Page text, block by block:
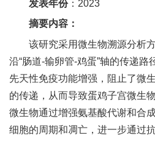
台
果
转
发表年份：2023
摘要内容：
该研究采用微生物溯源分析
沿“肠道-输卵管-鸡蛋”轴的传递路
先天性免疫功能增强，阻止了微
的传递，从而导致蛋鸡子宫微生
微生物通过增强氨基酸代谢和合
细胞的周期和凋亡，进一步通过